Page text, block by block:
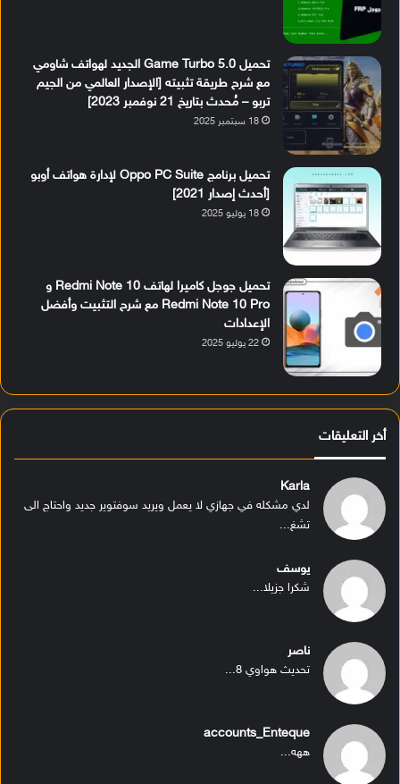
تحميل Game Turbo 5.0 الجديد لهواتف شاومي
مع شرح طريقة تثبيته [الإصدار العالمي من الجيم
تربو – مُحدث بتاريخ 21 نوفمبر 2023]
18 سبتمبر 2025
تحميل برنامج Oppo PC Suite لإدارة هواتف أوبو
[أحدث إصدار 2021]
18 يوليو 2025
تحميل جوجل كاميرا لهاتف Redmi Note 10 و
Redmi Note 10 Pro مع شرح التثبيت وأفضل
الإعدادات
22 يوليو 2025
أخر التعليقات
Karla
لدي مشكله في جهازي لا يعمل ويريد سوفتوير جديد واحتاج الى
تشغ...
يوسف
شكرا جزيلا...
ناصر
تحديث هواوي 8...
accounts_Enteque
ههه...